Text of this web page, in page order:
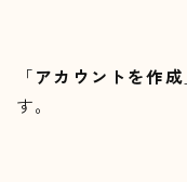
「アカウントを作成
す。